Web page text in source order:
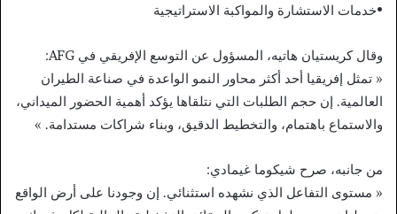
​•​خدمات الاستشارة والمواكبة الاستراتيجية
وقال كريستيان هاتيه، المسؤول عن التوسع الإفريقي في AFG:
« تمثل إفريقيا أحد أكثر محاور النمو الواعدة في صناعة الطيران
العالمية. إن حجم الطلبات التي نتلقاها يؤكد أهمية الحضور الميداني،
والاستماع باهتمام، والتخطيط الدقيق، وبناء شراكات مستدامة. »
من جانبه، صرح شيكوما غيمادي:
« مستوى التفاعل الذي نشهده استثنائي. إن وجودنا على أرض الواقع